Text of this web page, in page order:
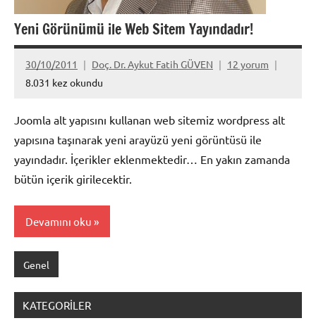
Yeni Görünümü ile Web Sitem Yayındadır!
30/10/2011 Doç. Dr. Aykut Fatih GÜVEN
12 yorum
8.031 kez okundu
Joomla alt yapısını kullanan web sitemiz wordpress alt
yapısına taşınarak yeni arayüzü yeni görüntüsü ile
yayındadır. İçerikler eklenmektedir… En yakın zamanda
bütün içerik girilecektir.
Devamını oku
Genel
KATEGORILER